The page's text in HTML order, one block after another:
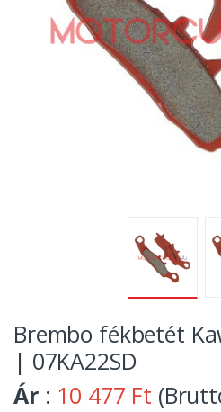
Brembo fékbetét
| 07KA22SD
Ár : 10 477 Ft